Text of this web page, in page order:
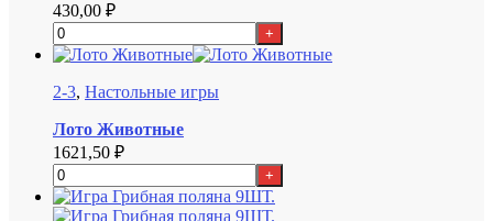
430,00 ₽
+
2-3, Настольные игры
Лото Животные
1621,50 ₽
+